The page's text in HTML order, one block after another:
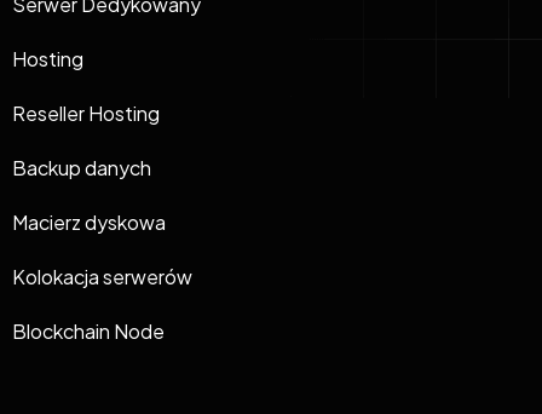
Hosting
Reseller Hosting
Backup danych
Macierz dyskowa
Kolokacja serwerów
Blockchain Node